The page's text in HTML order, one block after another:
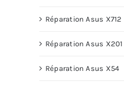
Réparation Asus X712
Réparation Asus X201
Réparation Asus X54